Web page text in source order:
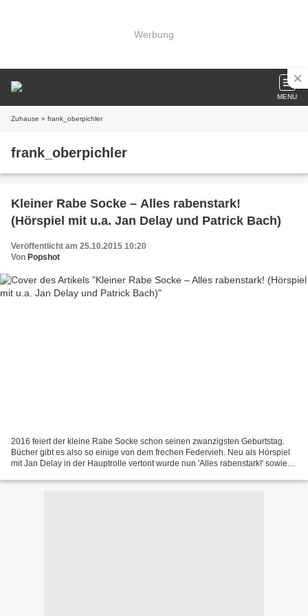
Werbung
MENU
Zuhause » frank_oberpichler
frank_oberpichler
Kleiner Rabe Socke – Alles rabenstark!
(Hörspiel mit u.a. Jan Delay und Patrick Bach)
Veröffentlicht am 25.10.2015 10:20
Von Popshot
2016 feiert der kleine Rabe Socke schon seinen zwanzigsten Geburtstag.
Bücher gibt es also so einige von dem frechen Federvieh. Neu als Hörspiel
mit Jan Delay in der Hauptrolle vertont wurde nun 'Alles rabenstark!' sowie